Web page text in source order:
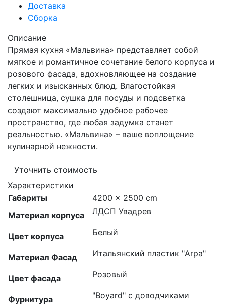
Доставка
Сборка
Описание
Прямая кухня «Мальвина» представляет собой
мягкое и романтичное сочетание белого корпуса и
розового фасада, вдохновляющее на создание
легких и изысканных блюд. Влагостойкая
столешница, сушка для посуды и подсветка
создают максимально удобное рабочее
пространство, где любая задумка станет
реальностью. «Мальвина» – ваше воплощение
кулинарной нежности.
Уточнить стоимость
Характеристики
Габариты
4200 × 2500 cm
Материал корпуса
ЛДСП Увадрев
Цвет корпуса Белый
Материал Фасад Итальянский пластик "Arpa"
Цвет фасада Розовый
Фурнитура "Boyard" с доводчиками